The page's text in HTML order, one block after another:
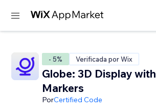
- 5% Verificada por Wix
Globe: 3D Display with
Markers
PorCertified Code